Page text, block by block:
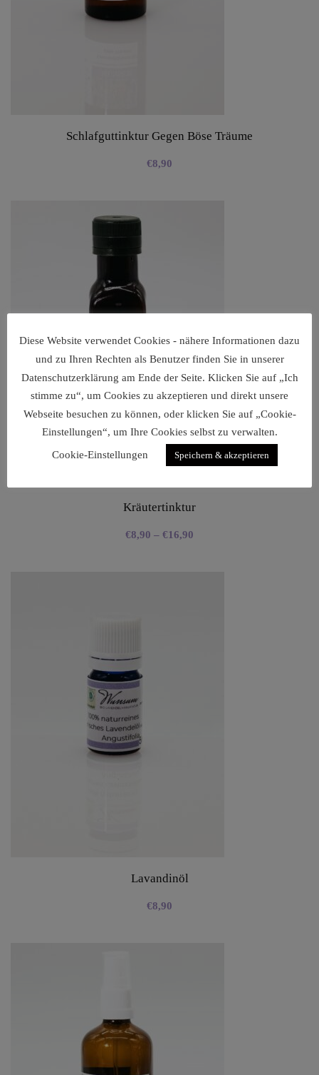
Schlafguttinktur Gegen Böse Träume
€8,90
Kräutertinktur
€8,90 – €16,90
Lavandinöl
€8,90
Diese Website verwendet Cookies - nähere Informationen dazu
und zu Ihren Rechten als Benutzer finden Sie in unserer
Datenschutzerklärung am Ende der Seite. Klicken Sie auf „Ich
stimme zu“, um Cookies zu akzeptieren und direkt unsere
Webseite besuchen zu können, oder klicken Sie auf „Cookie-
Einstellungen“, um Ihre Cookies selbst zu verwalten.
Cookie-Einstellungen
Speichern & akzeptieren